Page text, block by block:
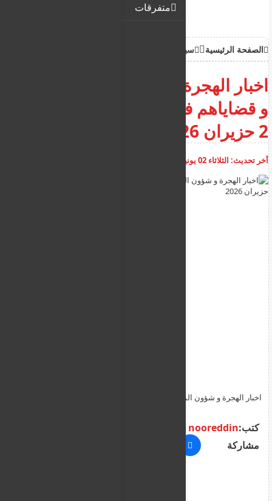
متفرقات
الصفحة الرئيسية سياحة وهجرة
اخبار الهجرة و شؤون المهاجرين
و قضاياهم في قبرص ليوم الثلاثاء
2 حزيران 2026
أخر تحديث: الثلاثاء 02 يونيو 2026
كتب:nooreddin
مشاركة